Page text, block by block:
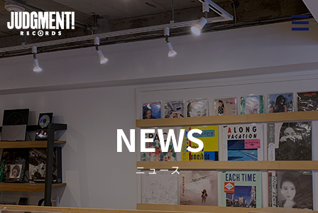
NEWS
ニュース